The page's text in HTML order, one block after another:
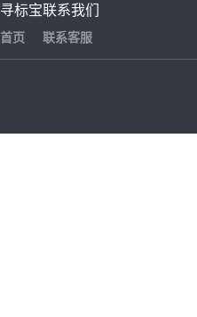
寻标宝
首页
联系我们
联系客服